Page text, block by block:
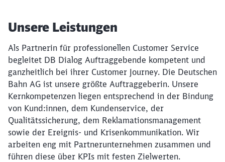
Unsere Leistungen
Als Partnerin für professionellen Customer Service
begleitet DB Dialog Auftraggebende kompetent und
ganzheitlich bei ihrer Customer Journey. Die Deutschen
Bahn AG ist unsere größte Auftraggeberin. Unsere
Kernkompetenzen liegen entsprechend in der Bindung
von Kund:innen, dem Kundenservice, der
Qualitätssicherung, dem Reklamationsmanagement
sowie der Ereignis- und Krisenkommunikation. Wir
arbeiten eng mit Partnerunternehmen zusammen und
führen diese über KPIs mit festen Zielwerten.